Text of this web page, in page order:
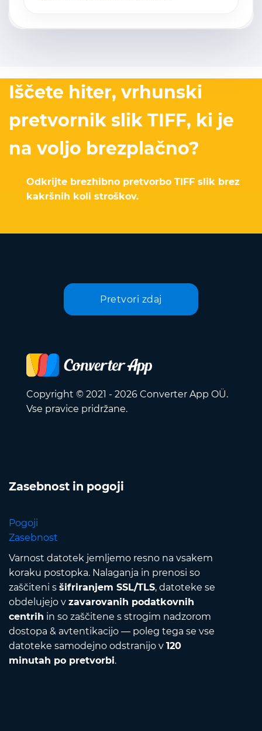
Iščete hiter, vrhunski
pretvornik slik TIFF, ki je
na voljo brezplačno?
Odkrijte brezhibno pretvorbo TIFF slik brez
kakršnih koli stroškov.
Pretvori zdaj
Copyright © 2021 - 2026 Converter App OÜ.
Vse pravice pridržane.
Zasebnost in pogoji
Pogoji
Zasebnost
Varnost datotek jemljemo resno na vsakem
koraku postopka. Nalaganja in prenosi so
zaščiteni s šifriranjem SSL/TLS, datoteke se
obdelujejo v zavarovanih podatkovnih
centrih in so zaščitene s strogim nadzorom
dostopa & avtentikacijo — poleg tega se vse
datoteke samodejno odstranijo v 120
minutah po pretvorbi.